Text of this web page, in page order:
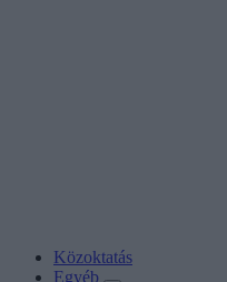
Közoktatás
Egyéb